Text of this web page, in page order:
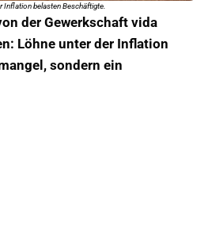
Inflation belasten Beschäftigte.
der Gewerkschaft vida
Löhne unter der Inflation
sondern ein